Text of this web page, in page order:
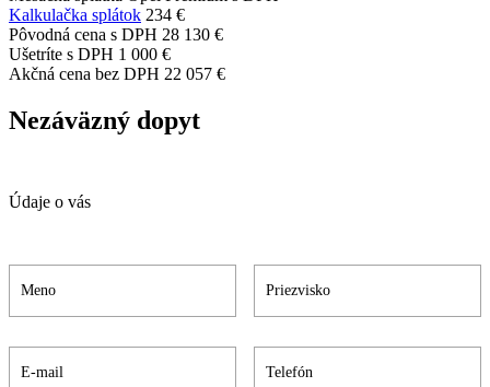
Kalkulačka splátok 234 €
Pôvodná cena s DPH 28 130 €
Ušetríte s DPH 1 000 €
Akčná cena bez DPH 22 057 €
Nezáväzný dopyt
Údaje o vás